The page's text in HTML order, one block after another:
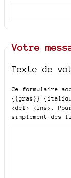
Votre
Texte de
Ce formulaire
{{gras}}
<del> <ins> .
simplement des